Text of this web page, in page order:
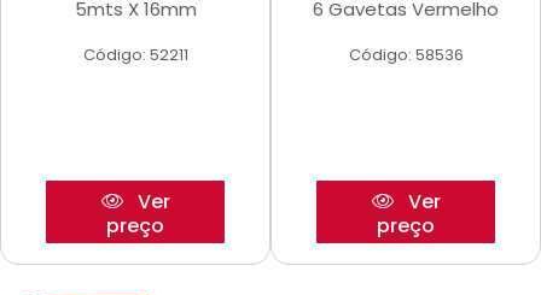
5mts X 16mm
Código: 52211
Ver
preço
6 Gavetas Vermelho
Código: 58536
Ver
preço